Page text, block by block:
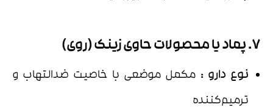
7. پماد یا محصولات حاوی زینک (روی)
نوع دارو : مکمل موضعی با خاصیت ضدالتهاب و
ترمیم‌کننده